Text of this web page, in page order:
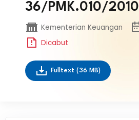
36/PMK.010/2010
Kementerian Keuangan
Dicabut
Fulltext (36 MB)